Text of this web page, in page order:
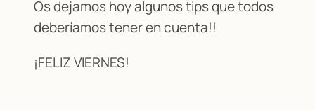
Os dejamos hoy algunos tips que todos
deberíamos tener en cuenta!!
¡FELIZ VIERNES!